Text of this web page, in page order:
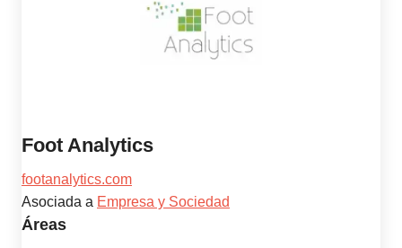
Foot Analytics
footanalytics.com
Asociada a Empresa y Sociedad
Áreas